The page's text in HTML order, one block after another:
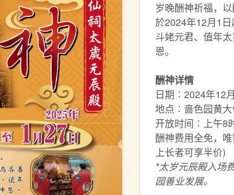
岁晚酬神祈福，
於2024年12月1
斗姥元君、值年
恩。
酬神详情
日期︰2024年12
地点︰啬色园黄
开放时间︰上午8
酬神费用全免，
上长者可享半价)
*太岁元辰殿入场
园善业发展。